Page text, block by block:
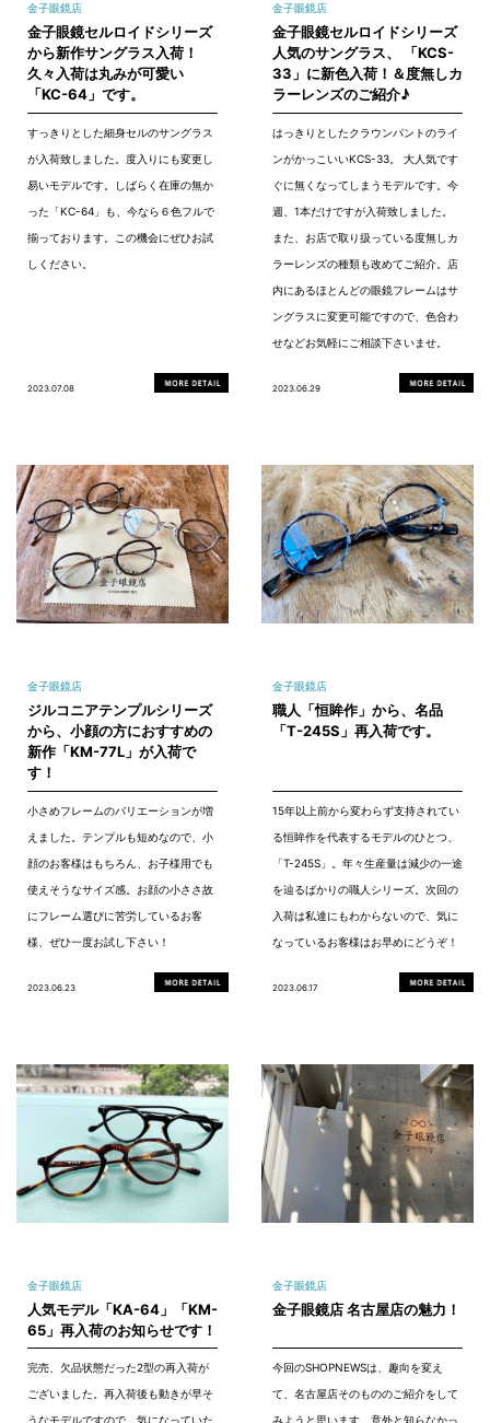
金子眼鏡店
金子眼鏡セルロイドシリーズ
から新作サングラス入荷！
久々入荷は丸みが可愛い
「KC-64」です。
すっきりとした細身セルのサングラス
が入荷致しました。度入りにも変更し
易いモデルです。しばらく在庫の無か
った「KC-64」も、今なら６色フルで
揃っております。この機会にぜひお試
しください。
2023.07.08
金子眼鏡店
金子眼鏡セルロイドシリーズ
人気のサングラス、 「KCS-
33」に新色入荷！＆度無しカ
ラーレンズのご紹介♪
はっきりとしたクラウンパントのライ
ンがかっこいいKCS-33。 大人気です
ぐに無くなってしまうモデルです。今
週、1本だけですが入荷致しました。
また、お店で取り扱っている度無しカ
ラーレンズの種類も改めてご紹介。店
内にあるほとんどの眼鏡フレームはサ
ングラスに変更可能ですので、色合わ
せなどお気軽にご相談下さいませ。
2023.06.29
金子眼鏡店
ジルコニアテンプルシリーズ
から、小顔の方におすすめの
新作「KM-77L」が入荷で
す！
小さめフレームのバリエーションが増
えました。テンプルも短めなので、小
顔のお客様はもちろん、お子様用でも
使えそうなサイズ感。お顔の小ささ故
にフレーム選びに苦労しているお客
様、ぜひ一度お試し下さい！
2023.06.23
金子眼鏡店
職人「恒眸作」から、名品
「T-245S」再入荷です。
15年以上前から変わらず支持されてい
る恒眸作を代表するモデルのひとつ、
「T-245S」。年々生産量は減少の一途
を辿るばかりの職人シリーズ。次回の
入荷は私達にもわからないので、気に
なっているお客様はお早めにどうぞ！
2023.06.17
金子眼鏡店
人気モデル「KA-64」「KM-
65」再入荷のお知らせです！
完売、欠品状態だった2型の再入荷が
ございました。再入荷後も動きが早そ
うなモデルですので、気になっていた
金子眼鏡店
金子眼鏡店 名古屋店の魅力！
今回のSHOPNEWSは、趣向を変え
て、名古屋店そのもののご紹介をして
みようと思います。意外と知らなかっ